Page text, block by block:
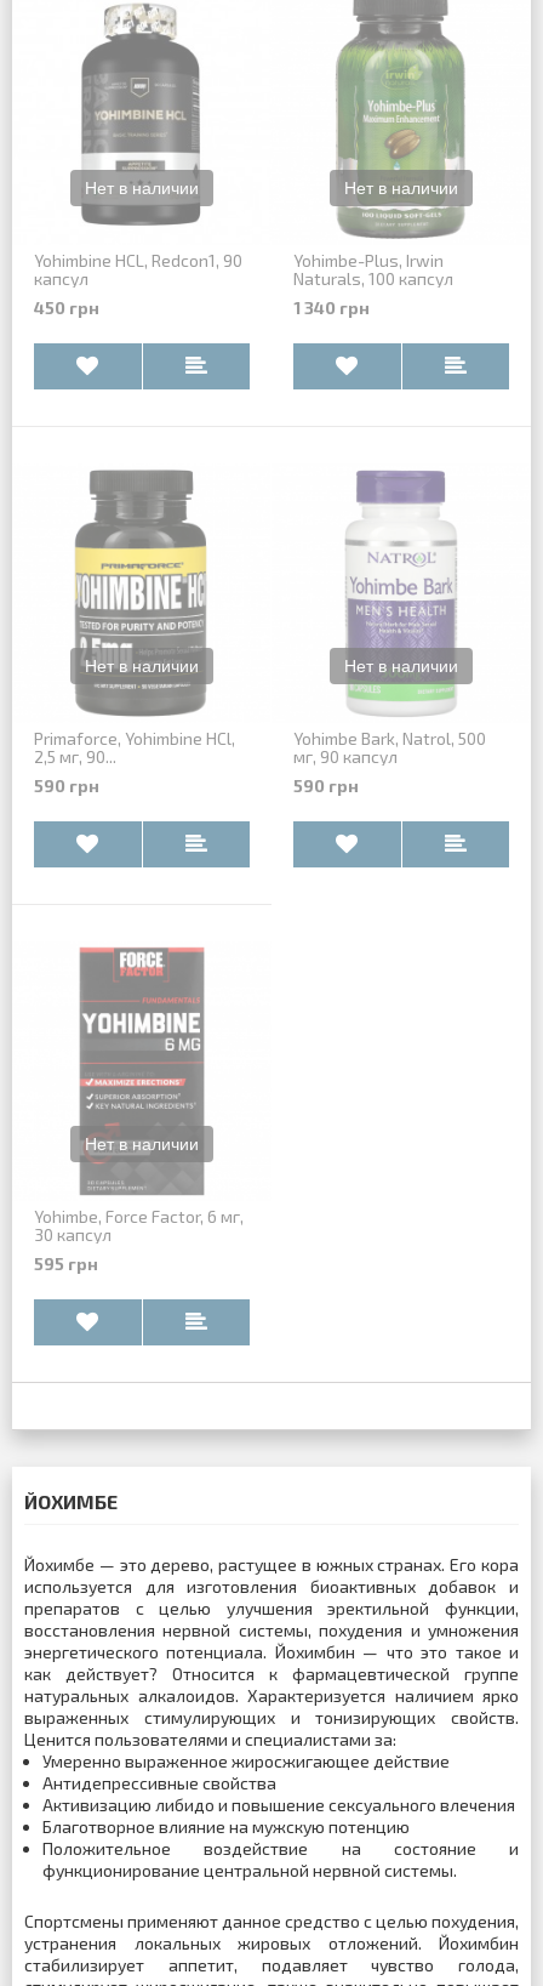
Yohimbine HCL, Redcon1, 90
капсул
450 грн
Yohimbe-Plus, Irwin
Naturals, 100 капсул
1 340 грн
Primaforce, Yohimbine HCl,
2,5 мг, 90...
590 грн
Yohimbe Bark, Natrol, 500
мг, 90 капсул
590 грн
Yohimbe, Force Factor, 6 мг,
30 капсул
595 грн
ЙОХИМБЕ
Йохимбе — это дерево, растущее в южных странах. Его кора
используется для изготовления биоактивных добавок и
препаратов с целью улучшения эректильной функции,
восстановления нервной системы, похудения и умножения
энергетического потенциала. Йохимбин — что это такое и
как действует? Относится к фармацевтической группе
натуральных алкалоидов. Характеризуется наличием ярко
выраженных стимулирующих и тонизирующих свойств.
Ценится пользователями и специалистами за:
Умеренно выраженное жиросжигающее действие
Антидепрессивные свойства
Активизацию либидо и повышение сексуального влечения
Благотворное влияние на мужскую потенцию
Положительное воздействие на состояние и
функционирование центральной нервной системы.
Спортсмены применяют данное средство с целью похудения,
устранения локальных жировых отложений. Йохимбин
стабилизирует аппетит, подавляет чувство голода,